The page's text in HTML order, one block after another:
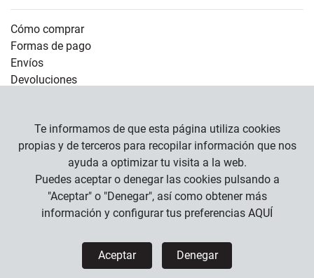
Cómo comprar
Formas de pago
Envíos
Devoluciones
Información legal
Condiciones Generales
Política de Privacidad
Política de Cookies
Te informamos de que esta página utiliza cookies
propias y de terceros para recopilar información que nos
ayuda a optimizar tu visita a la web.
Puedes aceptar o denegar las cookies pulsando a
"Aceptar" o "Denegar", así como obtener más
información y configurar tus preferencias AQUÍ
Aceptar Denegar